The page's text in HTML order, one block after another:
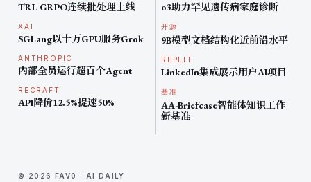
TRL GRPO连续批处理上线
XAI
SGLang以十万GPU服务Grok
ANTHROPIC
内部全员运行超百个Agent
RECRAFT
API降价12.5%提速50%
o3助力罕见遗传病家庭诊断
开源
9B模型文档结构化近前沿水平
REPLIT
LinkedIn集成展示用户AI项目
基准
AA-Briefcase智能体知识工作
新基准
© 2026 FAV0 · AI DAILY